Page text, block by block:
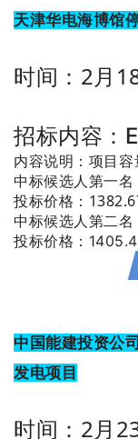
天津华电海博馆
时间：2月
招标内容 ：
内容说明：项目
中标候选人第一名
投标价格：
中标候选人第二名
投标价格：
中国能建投资公
发电项目
时间：2月